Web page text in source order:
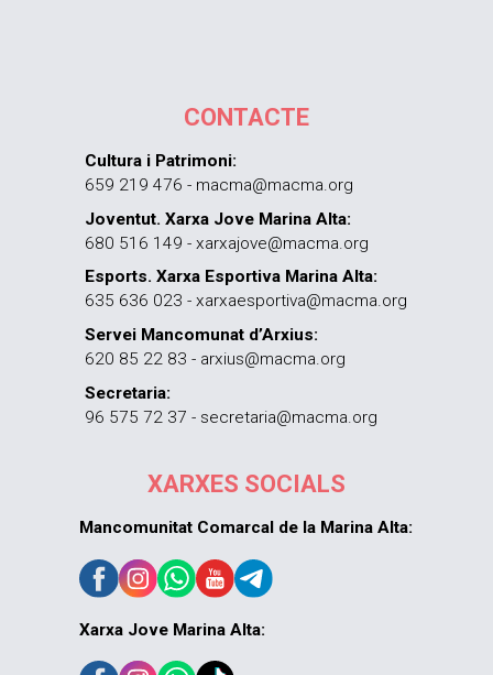
CONTACTE
Cultura i Patrimoni:
659 219 476 - macma@macma.org
Joventut. Xarxa Jove Marina Alta:
680 516 149 - xarxajove@macma.org
Esports. Xarxa Esportiva Marina Alta:
635 636 023 - xarxaesportiva@macma.org
Servei Mancomunat d’Arxius:
620 85 22 83 - arxius@macma.org
Secretaria:
96 575 72 37 - secretaria@macma.org
XARXES SOCIALS
Mancomunitat Comarcal de la Marina Alta:
Xarxa Jove Marina Alta: